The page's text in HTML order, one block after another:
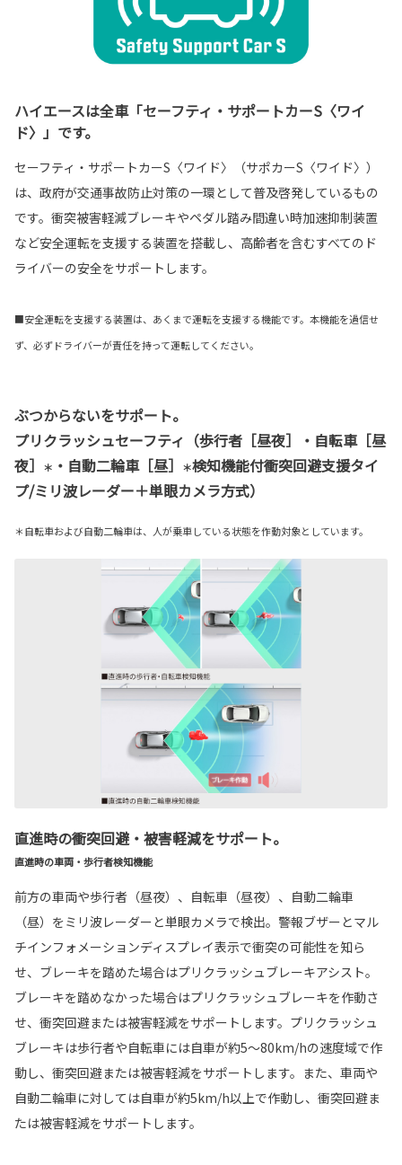
ハイエースは全車「セーフティ・サポートカーS〈ワイ
ド〉」です。
セーフティ・サポートカーS〈ワイド〉（サポカーS〈ワイド〉）
は、政府が交通事故防止対策の一環として普及啓発しているもの
です。衝突被害軽減ブレーキやペダル踏み間違い時加速抑制装置
など安全運転を支援する装置を搭載し、高齢者を含むすべてのド
ライバーの安全をサポートします。
■安全運転を支援する装置は、あくまで運転を支援する機能です。本機能を過信せ
ず、必ずドライバーが責任を持って運転してください。
ぶつからないをサポート。
プリクラッシュセーフティ（歩行者［昼夜］・自転車［昼
夜］
＊ ・自動二輪車［昼］ ＊検知機能付衝突回避支援タイ
プ/ミリ波レーダー＋単眼カメラ方式）
＊自転車および自動二輪車は、人が乗車している状態を作動対象としています。
直進時の衝突回避・被害軽減をサポート。
直進時の車両・歩行者検知機能
前方の車両や歩行者（昼夜）、自転車（昼夜）、自動二輪車
（昼）をミリ波レーダーと単眼カメラで検出。警報ブザーとマル
チインフォメーションディスプレイ表示で衝突の可能性を知ら
せ、ブレーキを踏めた場合はプリクラッシュブレーキアシスト。
ブレーキを踏めなかった場合はプリクラッシュブレーキを作動さ
せ、衝突回避または被害軽減をサポートします。プリクラッシュ
ブレーキは歩行者や自転車には自車が約5〜80km/hの速度域で作
動し、衝突回避または被害軽減をサポートします。また、車両や
自動二輪車に対しては自車が約5km/h以上で作動し、衝突回避ま
たは被害軽減をサポートします。